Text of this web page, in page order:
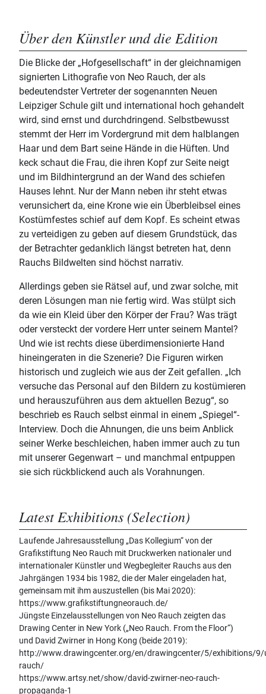
Über den Künstler und die Edition
Die Blicke der „Hofgesellschaft“ in der gleichnamigen
signierten Lithografie von Neo Rauch, der als
bedeutendster Vertreter der sogenannten Neuen
Leipziger Schule gilt und international hoch gehandelt
wird, sind ernst und durchdringend. Selbstbewusst
stemmt der Herr im Vordergrund mit dem halblangen
Haar und dem Bart seine Hände in die Hüften. Und
keck schaut die Frau, die ihren Kopf zur Seite neigt
und im Bildhintergrund an der Wand des schiefen
Hauses lehnt. Nur der Mann neben ihr steht etwas
verunsichert da, eine Krone wie ein Überbleibsel eines
Kostümfestes schief auf dem Kopf. Es scheint etwas
zu verteidigen zu geben auf diesem Grundstück, das
der Betrachter gedanklich längst betreten hat, denn
Rauchs Bildwelten sind höchst narrativ.
Allerdings geben sie Rätsel auf, und zwar solche, mit
deren Lösungen man nie fertig wird. Was stülpt sich
da wie ein Kleid über den Körper der Frau? Was trägt
oder versteckt der vordere Herr unter seinem Mantel?
Und wie ist rechts diese überdimensionierte Hand
hineingeraten in die Szenerie? Die Figuren wirken
historisch und zugleich wie aus der Zeit gefallen. „Ich
versuche das Personal auf den Bildern zu kostümieren
und herauszuführen aus dem aktuellen Bezug“, so
beschrieb es Rauch selbst einmal in einem „Spiegel“-
Interview. Doch die Ahnungen, die uns beim Anblick
seiner Werke beschleichen, haben immer auch zu tun
mit unserer Gegenwart – und manchmal entpuppen
sie sich rückblickend auch als Vorahnungen.
Latest Exhibitions (Selection)
Laufende Jahresausstellung „Das Kollegium“ von der
Grafikstiftung Neo Rauch mit Druckwerken nationaler und
internationaler Künstler und Wegbegleiter Rauchs aus den
Jahrgängen 1934 bis 1982, die der Maler eingeladen hat,
gemeinsam mit ihm auszustellen (bis Mai 2020):
https://www.grafikstiftungneorauch.de/
Jüngste Einzelausstellungen von Neo Rauch zeigten das
Drawing Center in New York („Neo Rauch. From the Floor“)
und David Zwirner in Hong Kong (beide 2019):
http://www.drawingcenter.org/en/drawingcenter/5/exhibitions/
rauch/
https://www.artsy.net/show/david-zwirner-neo-rauch-
propaganda-1